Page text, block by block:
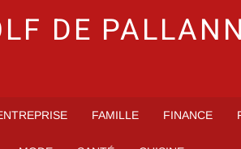
DE
FAMILLE FINANCE